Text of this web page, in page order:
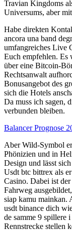
Travian Kingdoms
Universums, aber
Habe direkten
ancora una band
umfangreiches Live
Euch empfehlen. Es
über eine Bitcoin-
Rechtsanwalt
Bonusangebot des
sich die Hotels
Da muss ich sagen,
verbunden bleiben.
Balancer Prognose
Aber Wild-Symbol
Phönizien und in
Design und lässt
Usdt btc bittrex als
Casino. Dabei ist
Fahrweg
siap kamu mainkan.
usdt binance dich
de samme 9 spillere
Rennstrecke stellen